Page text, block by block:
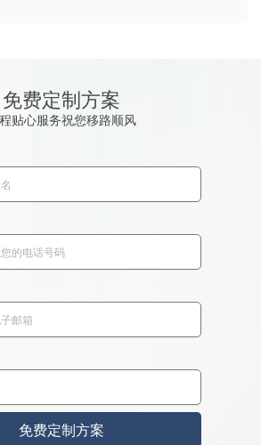
免费定制方案
贴心服务祝您移路顺风
免费定制方案